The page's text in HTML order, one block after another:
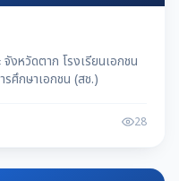
งหวัดตาก โรงเรียนเอกชน
ศึกษาเอกชน (สช.)
28